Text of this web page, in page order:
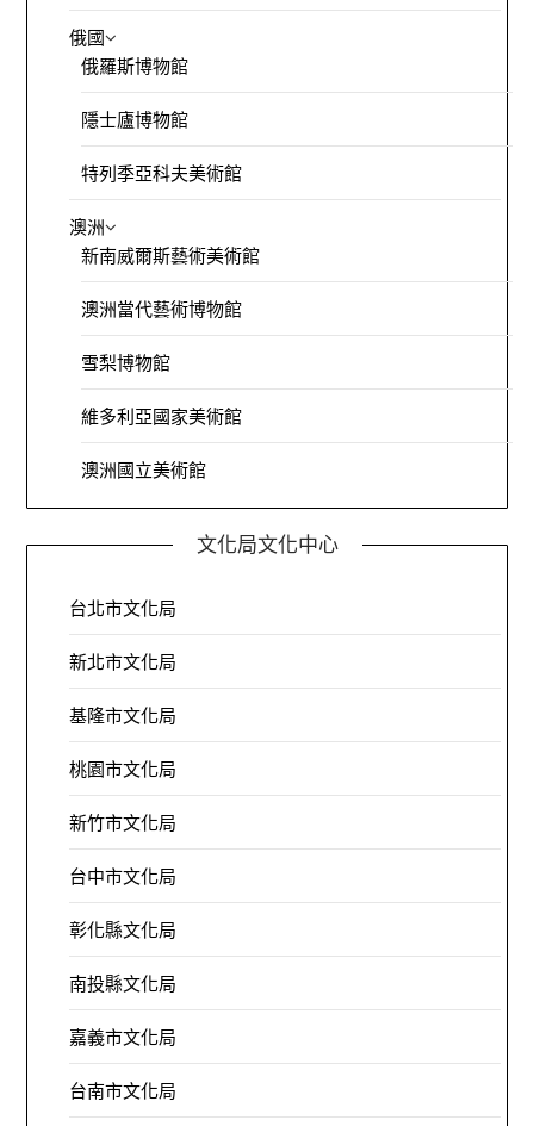
俄國
俄羅斯博物館
隱士廬博物館
特列季亞科夫美術館
澳洲
新南威爾斯藝術美術館
澳洲當代藝術博物館
雪梨博物館
維多利亞國家美術館
澳洲國立美術館
文化局文化中心
台北市文化局
新北市文化局
基隆市文化局
桃園市文化局
新竹市文化局
台中市文化局
彰化縣文化局
南投縣文化局
嘉義市文化局
台南市文化局